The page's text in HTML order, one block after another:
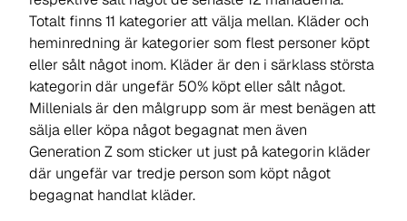
Totalt finns 11 kategorier att välja mellan. Kläder och
heminredning är kategorier som flest personer köpt
eller sålt något inom. Kläder är den i särklass största
kategorin där ungefär 50% köpt eller sålt något.
Millenials är den målgrupp som är mest benägen att
sälja eller köpa något begagnat men även
Generation Z som sticker ut just på kategorin kläder
där ungefär var tredje person som köpt något
begagnat handlat kläder.